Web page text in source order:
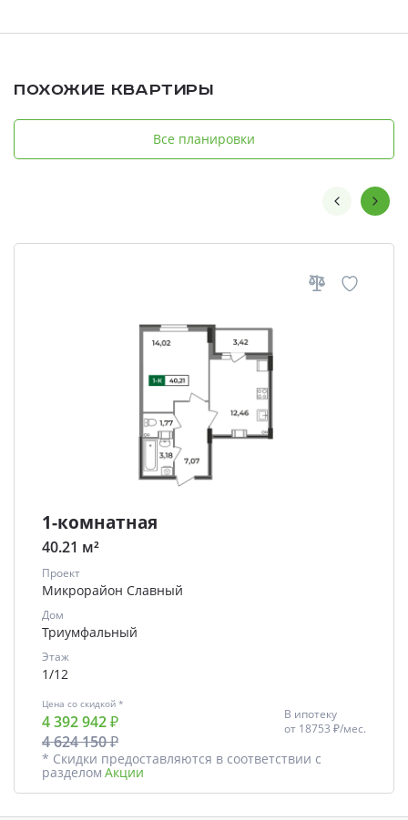
Похожие квартиры
Все планировки
1-комнатная
40.21 м²
Проект
Микрорайон Славный
Дом
Триумфальный
Этаж
1/12
Цена со скидкой *
4 392 942 ₽
4 624 150 ₽
В ипотеку
от 18753 ₽/мес.
* Скидки предоставляются в соответствии с
разделом Акции